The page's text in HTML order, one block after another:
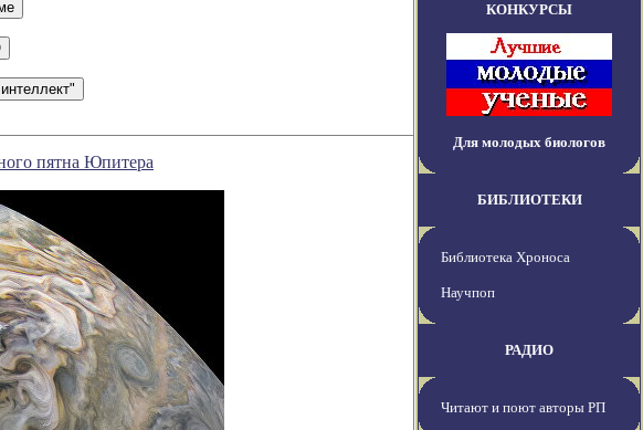
пятна Юпитера
КОНКУРСЫ
Для молодых биологов
БИБЛИОТЕКИ
Библиотека Хроноса
Научпоп
РАДИО
Читают и поют авторы РП